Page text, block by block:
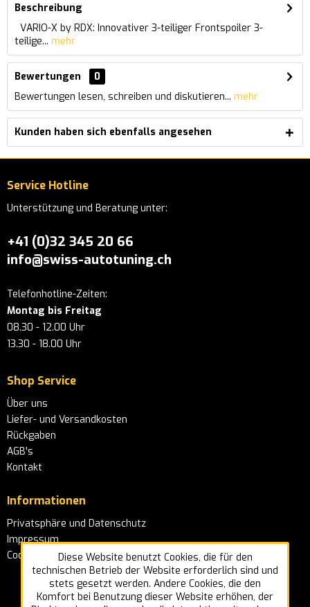
Beschreibung
VARIO-X by RDX: Innovativer 3-teiliger Frontspoiler 3-
teilige... mehr
Bewertungen
0
Bewertungen lesen, schreiben und diskutieren... mehr
Kunden haben sich ebenfalls angesehen
Service Hotline
Unterstützung und Beratung unter:
+41 (0)32 345 20 66
info@swiss-autotuning.ch
Telefonhotline-Zeiten:
Montag bis Freitag
08.30 - 12.00 Uhr
13.30 - 18.00 Uhr
Shop Service
Über uns
Liefer- und Versandkosten
Rückgaben
AGB's
Kontakt
Informationen
Privatsphäre und Datenschutz
Impressum
Cookie-EinstellungenDiese Website benutzt Cookies, die für den
technischen Betrieb der Website erforderlich sind und
stets gesetzt werden. Andere Cookies, die den
Komfort bei Benutzung dieser Website erhöhen, der